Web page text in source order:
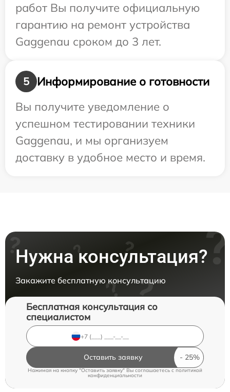
работ Вы получите официальную
гарантию на ремонт устройства
Gaggenau сроком до 3 лет.
5
Информирование о готовности
Вы получите уведомление о
успешном тестировании техники
Gaggenau, и мы организуем
доставку в удобное место и время.
Нужна консультация?
Закажите бесплатную консультацию
Бесплатная консультация со
специалистом
Оставить заявку
Нажимая на кнопку "Оставить заявку" Вы соглашаетесь cполитикой
конфиденциальности